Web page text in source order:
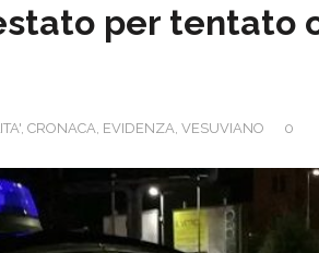
per tentato
CRONACA EVIDENZA VESUVIANO 0